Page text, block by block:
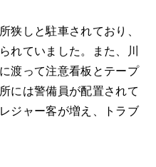
狭しと駐車されており、
れていました。また、川
渡って注意看板とテープ
には警備員が配置されて
ジャー客が増え、トラブ